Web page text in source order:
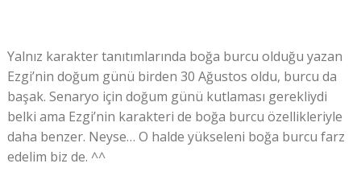
Yalnız karakter tanıtımlarında boğa burcu olduğu yazan
Ezgi’nin doğum günü birden 30 Ağustos oldu, burcu da
başak. Senaryo için doğum günü kutlaması gerekliydi
belki ama Ezgi’nin karakteri de boğa burcu özellikleriyle
daha benzer. Neyse… O halde yükseleni boğa burcu farz
edelim biz de. ^^